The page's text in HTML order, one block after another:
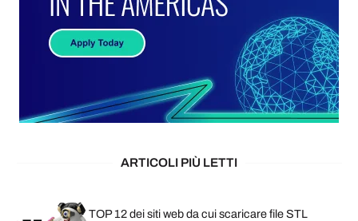
ARTICOLI PIÙ LETTI
TOP 12 dei siti web da cui scaricare file STL